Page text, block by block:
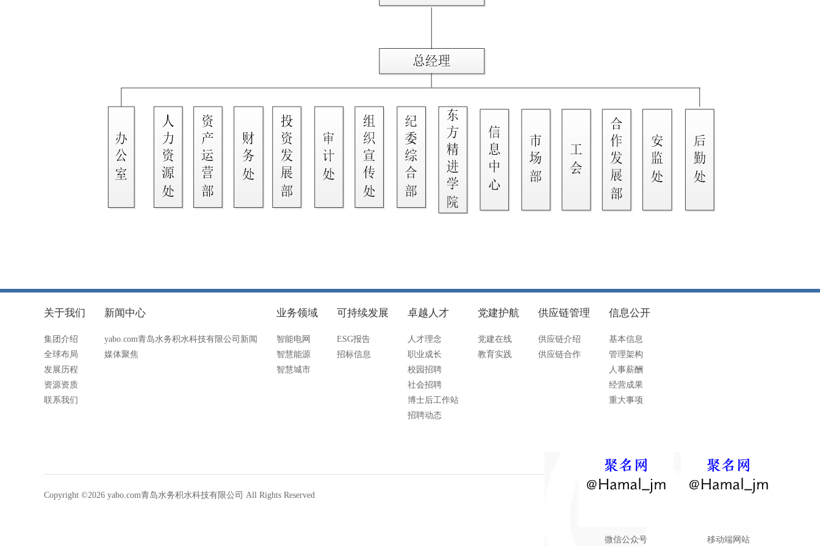
关于我们
集团介绍
全球布局
发展历程
资源资质
联系我们
新闻中心
yabo.com青岛水务积水科技有限公司新闻
媒体聚焦
业务领域
智能电网
智慧能源
智慧城市
可持续发展
ESG报告
招标信息
卓越人才
人才理念
职业成长
校园招聘
社会招聘
博士后工作站
招聘动态
党建护航
党建在线
教育实践
供应链管理
供应链介绍
供应链合作
信息公开
基本信息
管理架构
人事薪酬
经营成果
重大事项
微信公众号 移动端网站
Copyright ©2026 yabo.com青岛水务积水科技有限公司 All Rights Reserved